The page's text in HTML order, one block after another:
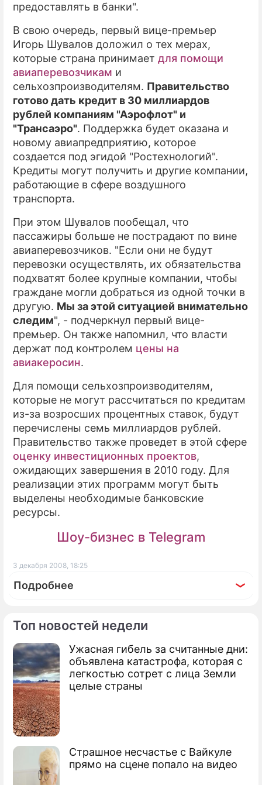
Топ новостей недели
Ужасная гибель за считанные дни:
объявлена катастрофа, которая с
легкостью сотрет с лица Земли
целые страны
Страшное несчастье с Вайкуле
прямо на сцене попало на видео
предоставлять в банки".
В свою очередь, первый вице-премьер
Игорь Шувалов доложил о тех мерах,
которые страна принимает для помощи
авиаперевозчикам и
сельхозпроизводителям. Правительство
готово дать кредит в 30 миллиардов
рублей компаниям "Аэрофлот" и
"Трансаэро". Поддержка будет оказана и
новому авиапредприятию, которое
создается под эгидой "Ростехнологий".
Кредиты могут получить и другие компании,
работающие в сфере воздушного
транспорта.
При этом Шувалов пообещал, что
пассажиры больше не пострадают по вине
авиаперевозчиков. "Если они не будут
перевозки осуществлять, их обязательства
подхватят более крупные компании, чтобы
граждане могли добраться из одной точки в
другую. Мы за этой ситуацией внимательно
следим", - подчеркнул первый вице-
премьер. Он также напомнил, что власти
держат под контролем цены на
авиакеросин.
Для помощи сельхозпроизводителям,
которые не могут рассчитаться по кредитам
из-за возросших процентных ставок, будут
перечислены семь миллиардов рублей.
Правительство также проведет в этой сфере
оценку инвестиционных проектов,
ожидающих завершения в 2010 году. Для
реализации этих программ могут быть
выделены необходимые банковские
ресурсы.
Шоу-бизнес в Telegram
3 декабря 2008, 18:25
Подробнее
По теме
Продолжение: Семья Буша
экономит на Рождестве
Россия дала финансовому кризису два
года